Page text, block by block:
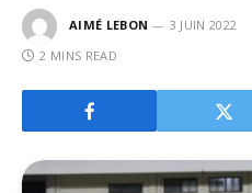
AIMÉ LEBON 3 JUIN 2022
2 MINS READ